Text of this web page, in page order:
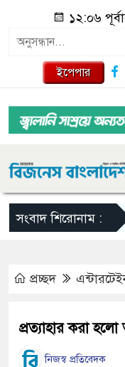
১২:০৬
ইপেপার
সংবাদ শিরোনাম :
এমন ভুল
প্রচ্ছদ
প্রত্যাহার করা
নিজস্ব প্রতিবেদক